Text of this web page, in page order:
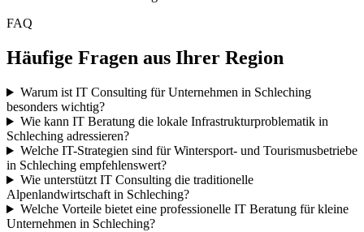
FAQ
Häufige Fragen aus Ihrer Region
Warum ist IT Consulting für Unternehmen in Schleching
besonders wichtig?
Wie kann IT Beratung die lokale Infrastrukturproblematik in
Schleching adressieren?
Welche IT-Strategien sind für Wintersport- und Tourismusbetriebe
in Schleching empfehlenswert?
Wie unterstützt IT Consulting die traditionelle
Alpenlandwirtschaft in Schleching?
Welche Vorteile bietet eine professionelle IT Beratung für kleine
Unternehmen in Schleching?